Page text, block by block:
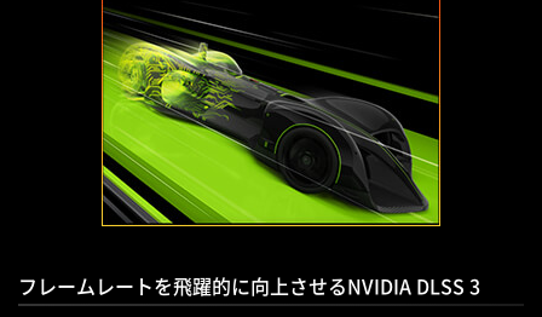
フレームレートを飛躍的に向上させるNVIDIA DLSS 3